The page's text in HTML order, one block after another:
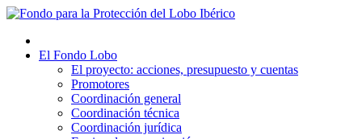
El Fondo Lobo
El proyecto: acciones, presupuesto y cuentas
Promotores
Coordinación general
Coordinación técnica
Coordinación jurídica